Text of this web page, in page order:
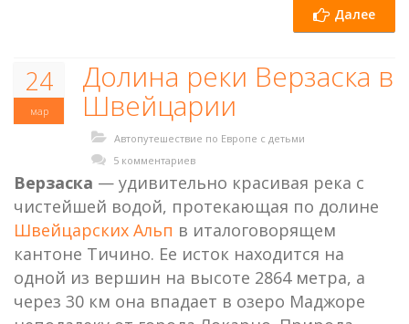
Далее
24
мар
Долина реки Верзаска в
Швейцарии
Автопутешествие по Европе с детьми
5 комментариев
Верзаска — удивительно красивая река с
чистейшей водой, протекающая по долине
Швейцарских Альп в италоговорящем
кантоне Тичино. Ее исток находится на
одной из вершин на высоте 2864 метра, а
через 30 км она впадает в озеро Маджоре